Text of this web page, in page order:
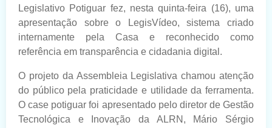
Legislativo Potiguar fez, nesta quinta-feira (16), uma
apresentação sobre o LegisVídeo, sistema criado
internamente pela Casa e reconhecido como
referência em transparência e cidadania digital.
O projeto da Assembleia Legislativa chamou atenção
do público pela praticidade e utilidade da ferramenta.
O case potiguar foi apresentado pelo diretor de Gestão
Tecnológica e Inovação da ALRN, Mário Sérgio